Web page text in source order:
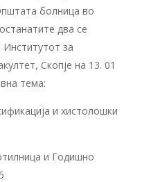
болница во
два се
за
Скопје на 13. 01
тема:
и хистолошки
и Годишно